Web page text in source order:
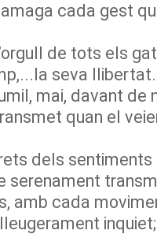
cada gest
de tots els
seva llibertat.
mai, davant de
quan el
dels sentiments
serenament
amb cada
inquiet;